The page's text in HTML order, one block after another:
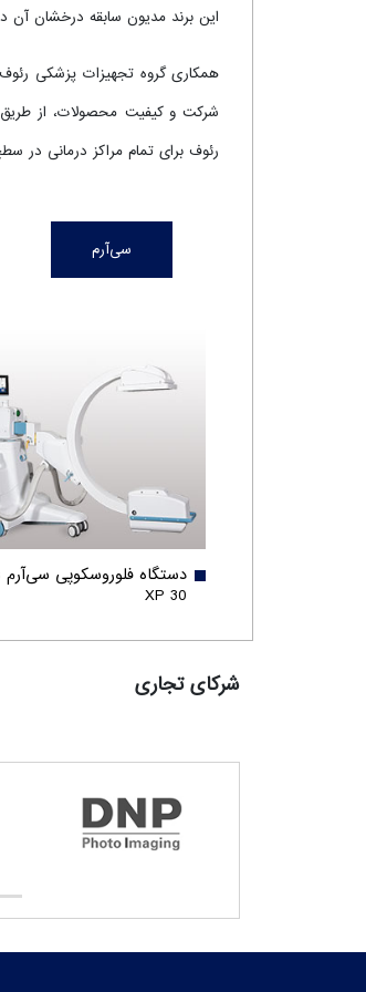
این برند مدیون سابقه درخشان
رئوف برای تمام مراکز درمانی در
سی‌آرم
XP 30
شرکای تجاری